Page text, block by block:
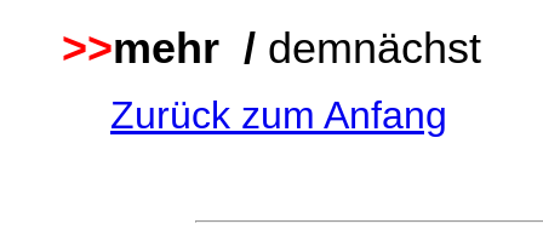
>>mehr / demnächst
Zurück zum Anfang